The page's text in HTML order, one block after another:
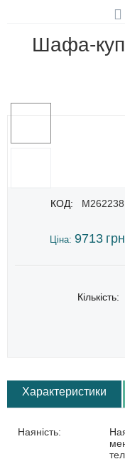
Шафа-
КОД: M262238
Ціна: 9713 грн
Кількість:
Характеристики
Наяність: